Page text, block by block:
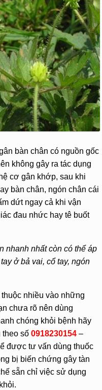
bàn chân có nguồn gốc
không gây ra tác dụng
cơ gân khớp, sau khi
bàn chân, ngón chân cái
dứt ngay cả khi vận
đau nhức hay tê buốt
nhanh nhất còn có thể áp
ở bả vai, cổ tay, ngón
nhiều vào những
chưa rõ nên dùng
chóng khỏi bệnh hãy
theo số0918230154 –
được tư vấn dùng thuốc
bị biến chứng gây tàn
sẵn chỉ việc sử dụng